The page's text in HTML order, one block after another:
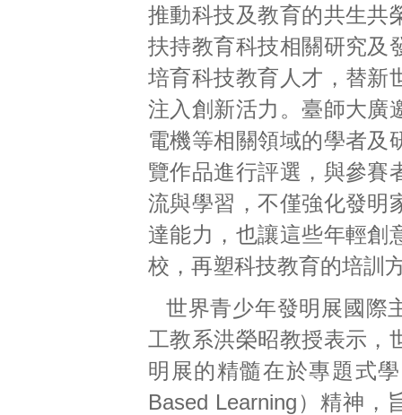
推動科技及教育的共生共
扶持教育科技相關研究及
培育科技教育人才，替新
注入創新活力。臺師大廣
電機等相關領域的學者及
覽作品進行評選，與參賽
流與學習，不僅強化發明
達能力，也讓這些年輕創
校，再塑科技教育的培訓
世界青少年發明展國際
工教系洪榮昭教授表示，
明展的精髓在於專題式
Based Learning）精神，